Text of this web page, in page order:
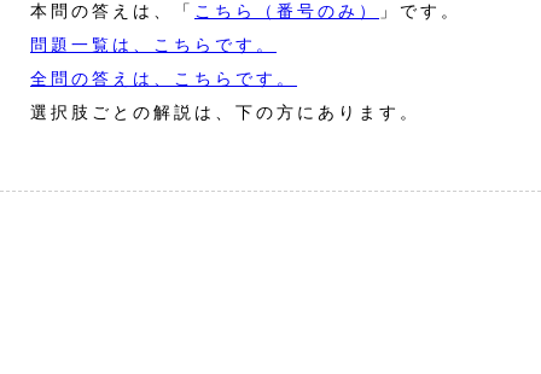
本問の答えは、「 こちら（番号のみ）
」です。
問題一覧は、こちらです。
全問の答えは、こちらです。
選択肢ごとの解説は、下の方にあります。